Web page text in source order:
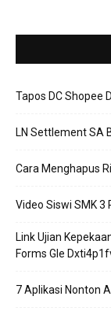
Tapos DC Shopee
LN Settlement SA
Cara Menghapus
Video Siswi SMK 3
Link Ujian
Forms Gle
7 Aplikasi Nonton